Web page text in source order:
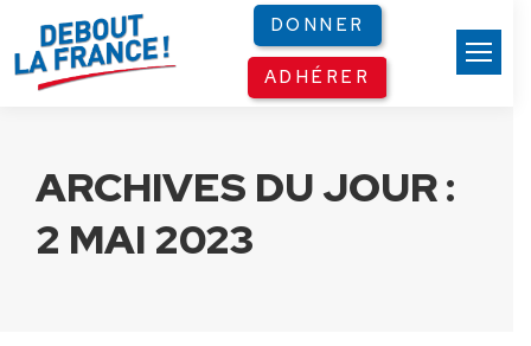
DONNER
ADHÉRER
ARCHIVES DU JOUR :
2 MAI 2023
Panneau de gestion des cookies